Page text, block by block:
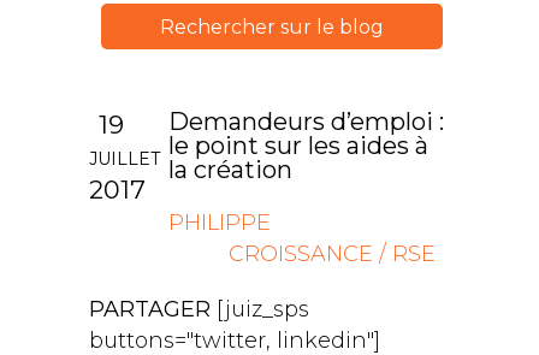
19
JUILLET
2017
Demandeurs d’emploi :
le point sur les aides à
la création
PHILIPPE
CROISSANCE / RSE
PARTAGER [juiz_sps
buttons="twitter, linkedin"]